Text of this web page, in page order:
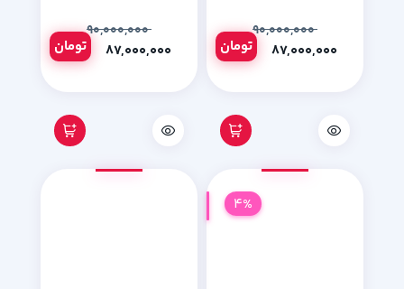
۹۰,۰۰۰,۰۰۰
تومان
۹۰,۰۰۰,۰۰۰
تومان
4%